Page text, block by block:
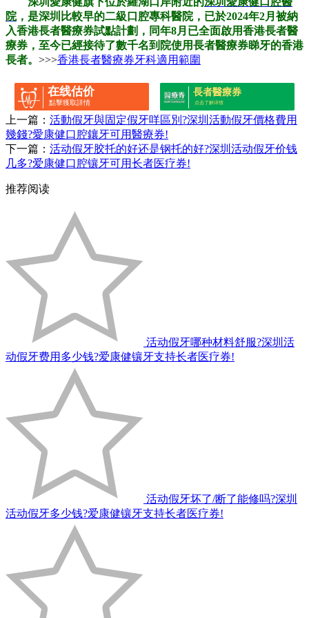
院，是深圳比較早的二級口腔專科醫院，已於2024年2月被納
入香港長者醫療券試點計劃，同年8月已全面啟用香港長者醫
療券，至今已經接待了數千名到院使用長者醫療券睇牙的香港
長者。 >>>香港長者醫療券牙科適用範圍
在线估价
點擊獲取詳情
長者醫療券
点击了解详情
上一篇： 活動假牙與固定假牙咩區別?深圳活動假牙價格費用
幾錢?愛康健口腔鑲牙可用醫療券!
下一篇： 活动假牙胶托的好还是钢托的好?深圳活动假牙价钱
几多?爱康健口腔镶牙可用长者医疗券!
推荐阅读
活动假牙哪种材料舒服?深圳活
动假牙费用多少钱?爱康健镶牙支持长者医疗券!
活动假牙坏了/断了能修吗?深圳
活动假牙多少钱?爱康健镶牙支持长者医疗券!